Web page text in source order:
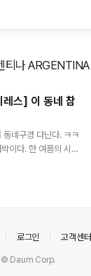
티나 ARGENTINA
스] 이 동네 참
동네구경 다닌다. ㅋㅋ
이다. 한 여름의 시작
로 걸어가서 아르헨티
곳이다. 알아서 토핑 올
렇게 올려서, 이렇게 먹
로그인 고객센터
© Daum Corp.